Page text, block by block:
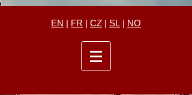
EN | FR | CZ | SL | NO